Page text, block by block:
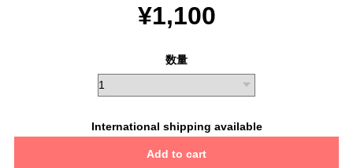
¥1,100
数量
International shipping available
Add to cart